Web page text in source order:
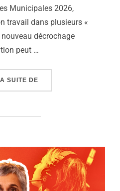
Municipales 2026,
travail dans plusieurs «
décrochage
peut …
SUITE DE